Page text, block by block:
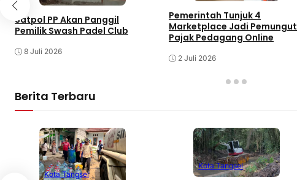
Satpol PP Akan Panggil
Pemilik Swash Padel Club
8 Juli 2026
Pemerintah Tunjuk 4
Marketplace Jadi Pemungut
Pajak Pedagang Online
2 Juli 2026
Berita Terbaru
Kota Tangsel
Kota Tangsel